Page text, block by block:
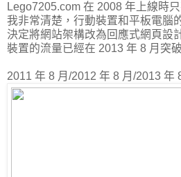
Lego7205.com 在 2008 年上線時
我非常清楚，行動裝置和平板電腦
決定將網站架構改為回應式網頁設
裝置的流量已經在 2013 年 8 月突
2011 年 8 月/2012 年 8 月/2013 年